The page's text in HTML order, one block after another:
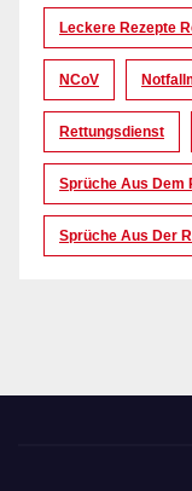
Leckere Rezepte
NCoV
Rettungsdienst
Sprüche Aus Dem
Sprüche Aus Der